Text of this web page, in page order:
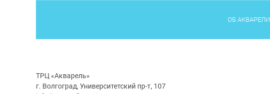
ОБ АКВАРЕЛИ
ТРЦ «Акварель»
г. Волгоград, Университетский пр-т, 107